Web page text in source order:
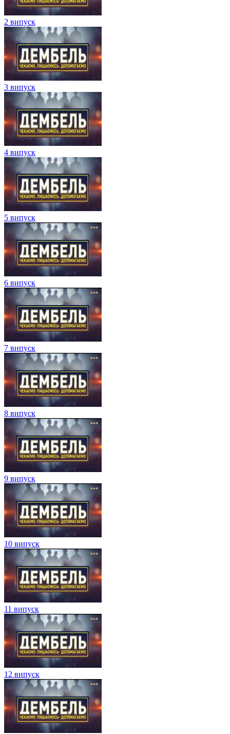
2 випуск
3 випуск
4 випуск
5 випуск
6 випуск
7 випуск
8 випуск
9 випуск
10 випуск
11 випуск
12 випуск